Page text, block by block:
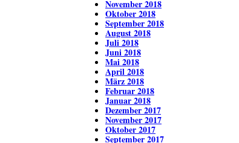
November 2018
Oktober 2018
September 2018
August 2018
Juli 2018
Juni 2018
Mai 2018
April 2018
März 2018
Februar 2018
Januar 2018
Dezember 2017
November 2017
Oktober 2017
September 2017